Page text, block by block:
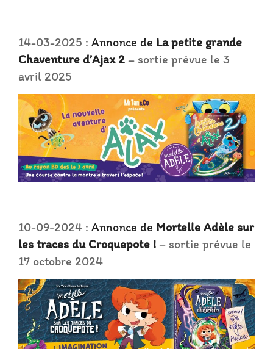
14-03-2025 : Annonce de La petite grande
Chaventure d’Ajax 2 – sortie prévue le 3
avril 2025
10-09-2024 : Annonce de Mortelle Adèle sur
les traces du Croquepote ! – sortie prévue le
17 octobre 2024